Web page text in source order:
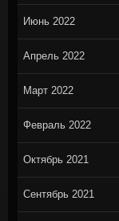
Июнь 2022
Апрель 2022
Март 2022
Февраль 2022
Октябрь 2021
Сентябрь 2021